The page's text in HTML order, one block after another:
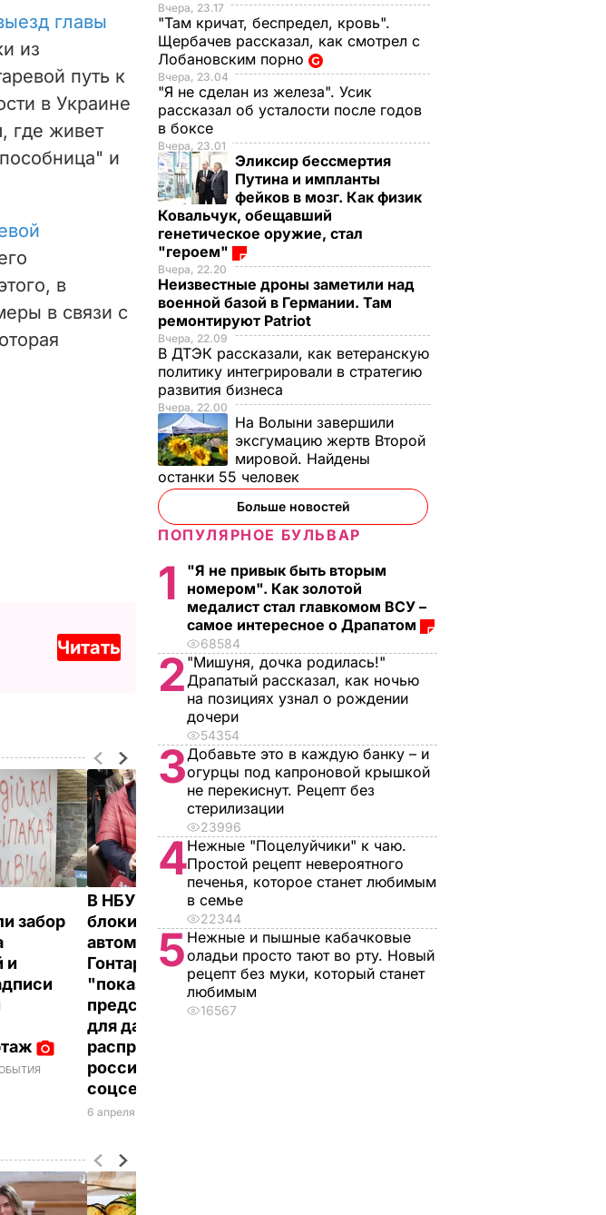
главы
из
путь к
в Украине
где живет
и
в
в связи с
Читать
забор
и
В НБУ назвали
блокирование
автомобиля
Гонтаревой
"показательным
представлением"
для дальнейшего
распространения в
российских
соцсетях
6 апреля, 11.24
отставке – НБУ
6 апреля, 10.28ПОЛИТИКА
Вчера, 23.17
"Там кричат, беспредел, кровь".
Щербачев рассказал, как смотрел с
Лобановским порно
Вчера, 23.04
"Я не сделан из железа". Усик
рассказал об усталости после годов
в боксе
Вчера, 23.01
Эликсир бессмертия
Путина и импланты
фейков в мозг. Как физик
Ковальчук, обещавший
генетическое оружие, стал
"героем"
Вчера, 22.20
Неизвестные дроны заметили над
военной базой в Германии. Там
ремонтируют Patriot
Вчера, 22.09
В ДТЭК рассказали, как ветеранскую
политику интегрировали в стратегию
развития бизнеса
Вчера, 22.00
На Волыни завершили
эксгумацию жертв Второй
мировой. Найдены
останки 55 человек
Больше новостей
ПОПУЛЯРНОЕ БУЛЬВАР
1
"Я не привык быть вторым
номером". Как золотой
медалист стал главкомом ВСУ –
самое интересное о Драпатом
68584
2 "Мишуня, дочка родилась!"
Драпатый рассказал, как ночью
на позициях узнал о рождении
дочери
54354
3Добавьте это в каждую банку – и
огурцы под капроновой крышкой
не перекиснут. Рецепт без
стерилизации
23996
4Нежные "Поцелуйчики" к чаю.
Простой рецепт невероятного
печенья, которое станет любимым
в семье
22344
5 Нежные и пышные кабачковые
оладьи просто тают во рту. Новый
рецепт без муки, который станет
любимым
16567